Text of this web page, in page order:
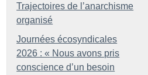
Trajectoires de l’anarchisme
organisé
Journées écosyndicales
2026 : « Nous avons pris
conscience d’un besoin